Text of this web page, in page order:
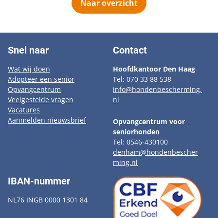
Naar overzicht
Snel naar
Wat wij doen
Adopteer een senior
Opvangcentrum
Veelgestelde vragen
Vacatures
Aanmelden nieuwsbrief
Contact
Hoofdkantoor Den Haag
Tel: 070 33 88 538
info@hondenbescherming.
nl
Opvangcentrum voor
seniorhonden
Tel: 0546-430100
denham@hondenbescher
ming.nl
IBAN-nummer
NL76 INGB 0000 1301 84